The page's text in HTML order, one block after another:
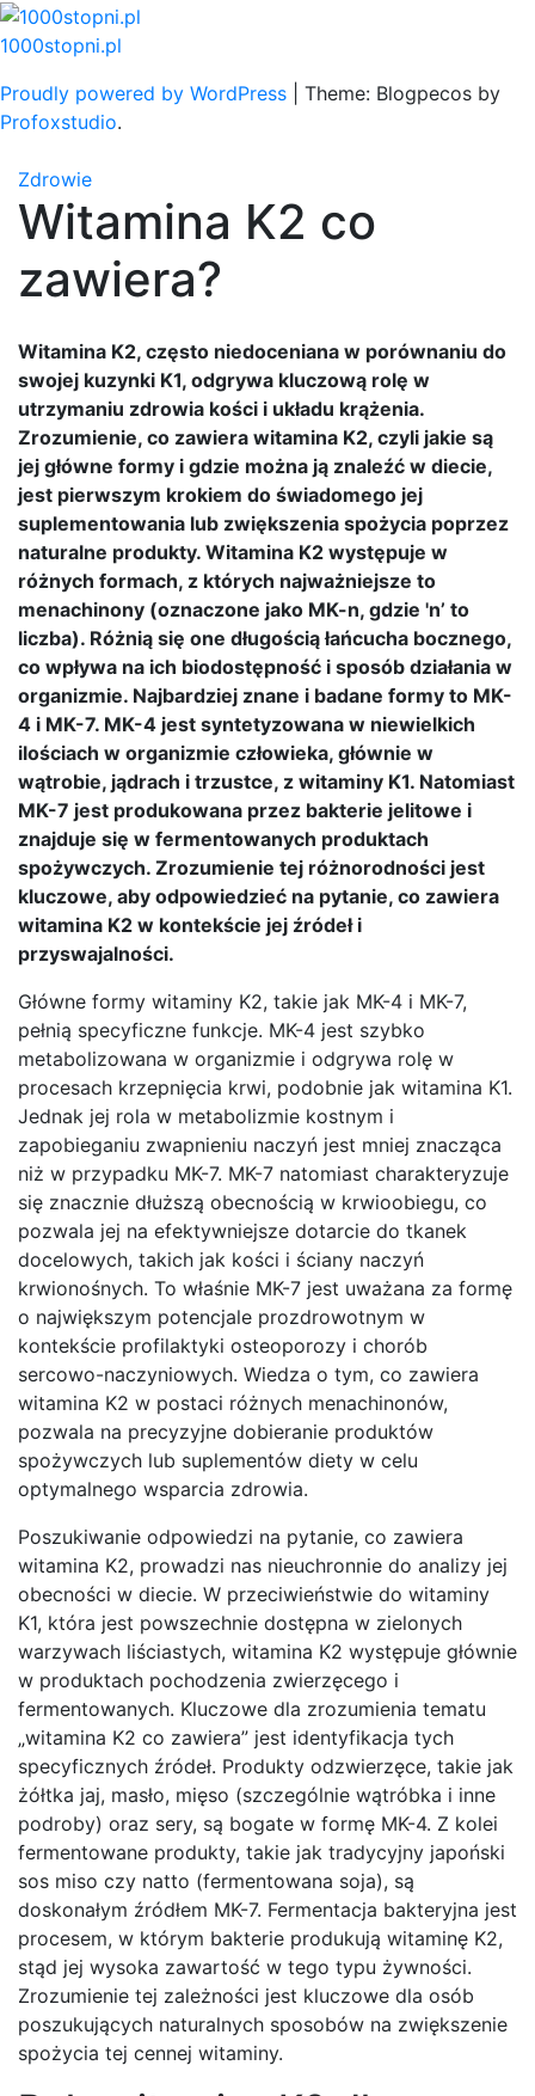
Skip
to
1000stopni.pl
Proudly powered by WordPress
Theme: Blogpecos by
Profoxstudio.
Zdrowie
Witamina K2 co
zawiera?
Witamina K2, często niedoceniana w porównaniu do
swojej kuzynki K1, odgrywa kluczową rolę w
utrzymaniu zdrowia kości i układu krążenia.
Zrozumienie, co zawiera witamina K2, czyli jakie są
jej główne formy i gdzie można ją znaleźć w diecie,
jest pierwszym krokiem do świadomego jej
suplementowania lub zwiększenia spożycia poprzez
naturalne produkty. Witamina K2 występuje w
różnych formach, z których najważniejsze to
menachinony (oznaczone jako MK-n, gdzie 'n’ to
liczba). Różnią się one długością łańcucha bocznego,
co wpływa na ich biodostępność i sposób działania w
organizmie. Najbardziej znane i badane formy to MK-
4 i MK-7. MK-4 jest syntetyzowana w niewielkich
ilościach w organizmie człowieka, głównie w
wątrobie, jądrach i trzustce, z witaminy K1. Natomiast
MK-7 jest produkowana przez bakterie jelitowe i
znajduje się w fermentowanych produktach
spożywczych. Zrozumienie tej różnorodności jest
kluczowe, aby odpowiedzieć na pytanie, co zawiera
witamina K2 w kontekście jej źródeł i
przyswajalności.
Główne formy witaminy K2, takie jak MK-4 i MK-7,
pełnią specyficzne funkcje. MK-4 jest szybko
metabolizowana w organizmie i odgrywa rolę w
procesach krzepnięcia krwi, podobnie jak witamina K1.
Jednak jej rola w metabolizmie kostnym i
zapobieganiu zwapnieniu naczyń jest mniej znacząca
niż w przypadku MK-7. MK-7 natomiast charakteryzuje
się znacznie dłuższą obecnością w krwioobiegu, co
pozwala jej na efektywniejsze dotarcie do tkanek
docelowych, takich jak kości i ściany naczyń
krwionośnych. To właśnie MK-7 jest uważana za formę
o największym potencjale prozdrowotnym w
kontekście profilaktyki osteoporozy i chorób
sercowo-naczyniowych. Wiedza o tym, co zawiera
witamina K2 w postaci różnych menachinonów,
pozwala na precyzyjne dobieranie produktów
spożywczych lub suplementów diety w celu
optymalnego wsparcia zdrowia.
Poszukiwanie odpowiedzi na pytanie, co zawiera
witamina K2, prowadzi nas nieuchronnie do analizy jej
obecności w diecie. W przeciwieństwie do witaminy
K1, która jest powszechnie dostępna w zielonych
warzywach liściastych, witamina K2 występuje głównie
w produktach pochodzenia zwierzęcego i
fermentowanych. Kluczowe dla zrozumienia tematu
„witamina K2 co zawiera” jest identyfikacja tych
specyficznych źródeł. Produkty odzwierzęce, takie jak
żółtka jaj, masło, mięso (szczególnie wątróbka i inne
podroby) oraz sery, są bogate w formę MK-4. Z kolei
fermentowane produkty, takie jak tradycyjny japoński
sos miso czy natto (fermentowana soja), są
doskonałym źródłem MK-7. Fermentacja bakteryjna jest
procesem, w którym bakterie produkują witaminę K2,
stąd jej wysoka zawartość w tego typu żywności.
Zrozumienie tej zależności jest kluczowe dla osób
poszukujących naturalnych sposobów na zwiększenie
spożycia tej cennej witaminy.